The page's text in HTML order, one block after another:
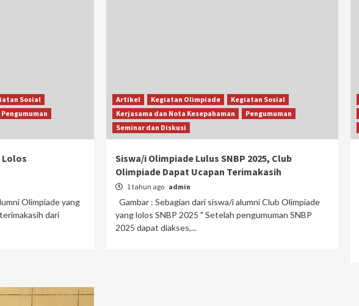
Sosial
Pengumuman
Lolos
Olimpiade yang
dari
Artikel Kegiatan Olimpiade
Kegiatan Sosial
Kerjasama dan Nota Kesepahaman
Pengumuman
Seminar dan Diskusi
Siswa/i Olimpiade Lulus SNBP 2025, Club
Olimpiade Dapat Ucapan Terimakasih
1 tahun ago admin
Gambar : Sebagian dari siswa/i alumni Club Olimpiade
yang lolos SNBP 2025 " Setelah pengumuman SNBP
2025 dapat diakses,...